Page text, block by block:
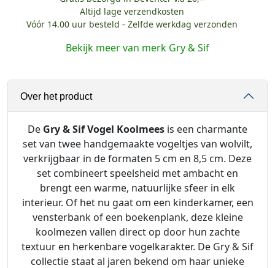
o
g
e
K
o
m
s
Altijd lage verzendkosten
Vóór 14.00 uur besteld - Zelfde werkdag verzonden
Bekijk meer van merk Gry & Sif
Over het product
De Gry & Sif Vogel Koolmees is een charmante
set van twee handgemaakte vogeltjes van wolvilt,
verkrijgbaar in de formaten 5 cm en 8,5 cm. Deze
set combineert speelsheid met ambacht en
brengt een warme, natuurlijke sfeer in elk
interieur. Of het nu gaat om een kinderkamer, een
vensterbank of een boekenplank, deze kleine
koolmezen vallen direct op door hun zachte
textuur en herkenbare vogelkarakter. De Gry & Sif
collectie staat al jaren bekend om haar unieke